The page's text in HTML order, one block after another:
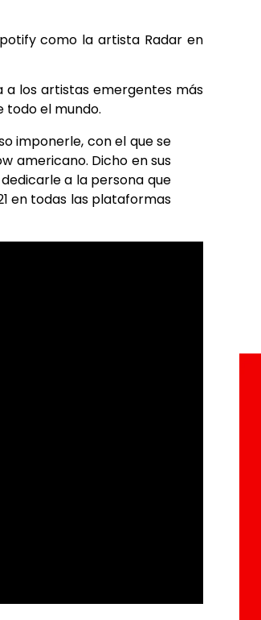
como la artista Radar en
a los artistas emergentes más
todo el mundo.
imponerle, con el que se
americano. Dicho en sus
a la persona que
en todas las plataformas